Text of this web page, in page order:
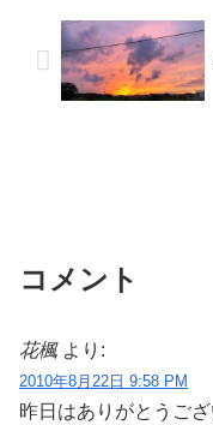
コメント
花楓 より:
2010年8月22日 9:58 PM
昨日はありがとうご